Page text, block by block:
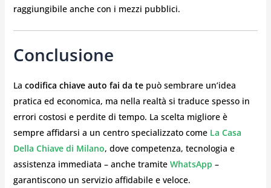
raggiungibile anche con i mezzi pubblici.
Conclusione
La codifica chiave auto fai da tepuò sembrare un’idea
pratica ed economica, ma nella realtà si traduce spesso in
errori costosi e perdite di tempo. La scelta migliore è
sempre affidarsi a un centro specializzato come La Casa
Della Chiave di Milano, dove competenza, tecnologia e
assistenza immediata – anche tramite WhatsApp –
garantiscono un servizio affidabile e veloce.